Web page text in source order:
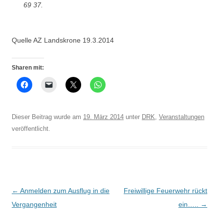
69 37.
Quelle AZ Landskrone 19.3.2014
Sharen mit:
Dieser Beitrag wurde am 19. März 2014 unter DRK, Veranstaltungen
veröffentlicht.
Beitrags-
Navigation
← Anmelden zum Ausflug in die
Vergangenheit
Freiwillige Feuerwehr rückt
ein…..
→